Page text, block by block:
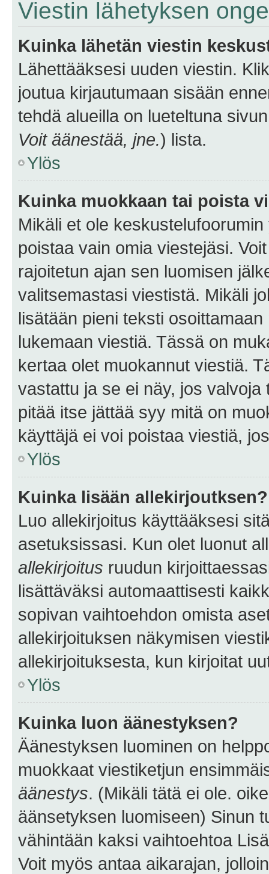
Viestin lähetyksen
Kuinka lähetän viestin
Lähettääksesi uuden viestin.
joutua kirjautumaan sisään
tehdä alueilla on lueteltuna
Voit äänestää, jne.) lista.
Ylös
Kuinka muokkaan tai poista
Mikäli et ole
poistaa vain omia viestejäsi.
rajoitetun ajan sen luomisen
valitsemastasi viestistä. Mikäli
lisätään pieni teksti
lukemaan viestiä. Tässä on
kertaa olet muokannut viestiä.
vastattu ja se ei näy, jos
pitää itse jättää syy mitä on
käyttäjä ei voi poistaa viestiä,
Ylös
Kuinka lisään allekirjoutksen?
Luo allekirjoitus käyttääksesi
asetuksissasi. Kun olet luonut
allekirjoitus ruudun
lisättäväksi automaattisesti
sopivan vaihtoehdon omista
allekirjoituksen näkymisen
allekirjoituksesta, kun kirjoitat
Ylös
Kuinka luon äänestyksen?
Äänestyksen luominen on
muokkaat viestiketjun
äänestys. (Mikäli tätä ei ole.
äänsetyksen luomiseen) Sinun
vähintään kaksi vaihtoehtoa
Voit myös antaa aikarajan,